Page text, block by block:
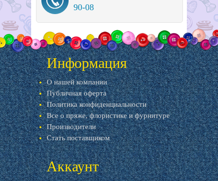
90-08
Информация
О нашей компании
Публичная оферта
Политика конфиденциальности
Все о пряже, флористике и фурнитуре
Производители
Стать поставщиком
Аккаунт